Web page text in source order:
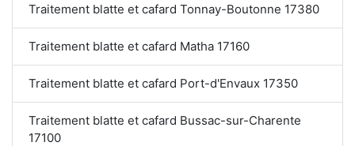
Traitement blatte et cafard Tonnay-Boutonne 17380
Traitement blatte et cafard Matha 17160
Traitement blatte et cafard Port-d'Envaux 17350
Traitement blatte et cafard Bussac-sur-Charente
17100